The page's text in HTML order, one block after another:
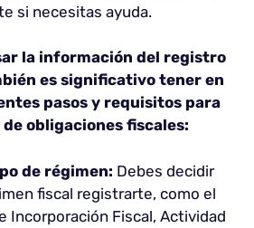
si necesitas ayuda.
la información del registro
es significativo tener en
pasos y requisitos para
obligaciones fiscales:
de régimen: Debes decidir
fiscal registrarte, como el
Incorporación Fiscal, Actividad